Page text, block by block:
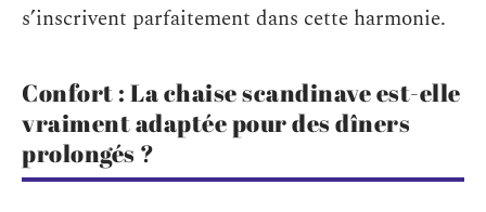
s’inscrivent parfaitement dans cette harmonie.
Confort : La chaise scandinave est-elle
vraiment adaptée pour des dîners
prolongés ?